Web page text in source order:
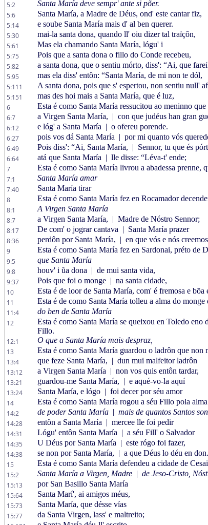
5:2
Santa María deve sempr' ante si põer.
5:6
Santa María, a Madre de Déus, ond' este cantar fiz,
5:14
e soube Santa María mais d' al ben querer.
5:30
mai-la santa dona, quando ll' oiu dizer tal traïçôn,
5:61
Mas ela chamando Santa María, lógu' i
5:75
Pois que a santa dona o fillo do Conde recebeu,
5:82
a santa dona, que o sentiu mórto, diss': “Ai, que
5:95
mas ela diss' entôn: “Santa María, de mi non te dól,
5:111
A santa dona, pois que s' espertou, non sentiu null'
5:151
mas des hoi mais a Santa María, que é luz,
6
Esta é como Santa María ressucitou ao meninno
6:7
a Virgen Santa María, | con que judéus han gran
6:12
e lóg' a Santa María | o ofereu porende.
6:27
pois vos dá Santa María | por mi quanto vós
6:49
Pois diss': “Ai, Santa María, | Sennor, tu que és
6:64
atá que Santa María | lle disse: “Léva-t' ende;
7
Esta é como Santa María livrou a abadessa prenne,
7:1
Santa María amar
7:40
Santa María tirar
8
Esta é como Santa María fez en Rocamador
8:1
A Virgen Santa María
8:7
a Virgen Santa María, | Madre de Nóstro Sennor;
8:17
De com' o jograr cantava | Santa María prazer
8:36
perdôn por Santa María, | en que vós e nós
9
Esta é como Santa María fez en Sardonai, préto de
9:5
que Santa María
9:8
houv' i ũa dona | de mui santa vida,
9:37
Pois que foi o monge | na santa cidade,
10
Esta é de loor de Santa María, com' é fremosa e bõa
11
Esta é de como Santa María tolleu a alma do
11:4
do ben de Santa María
12
Esta é como Santa María se queixou en Toledo eno
Fillo.
12:1
O que a Santa María mais despraz,
13
Esta é como Santa María guardou o ladrôn que non
13:4
que feze Santa María, | dun mui malfeitor ladrôn
13:12
a Virgen Santa María | non vos quis entôn tardar,
13:21
guardou-me Santa María, | e aqué-vo-la aquí
13:24
Santa María, e lógo | foi decer por séu amor
14
Esta é como Santa María rogou a séu Fillo pola
14:2
de poder Santa María | mais de quantos Santos
14:28
entôn a Santa María | mercee lle foi pedir
14:31
Lógu' entôn Santa María | a séu Fill' o Salvador
14:35
U Déus por Santa María | este rógo foi fazer,
14:38
se non por Santa María, | a que Déus lo déu en don.
15
Esta é como Santa María defendeu a cidade de
15:2
Santa María a Virgen, Madre | de Jeso-Cristo,
15:13
por San Basillo Santa María
15:64
Santa Marí', ai amigos méus,
15:73
Santa María, que désse vías
15:77
da Santa Virgen, lass' e maltreito;